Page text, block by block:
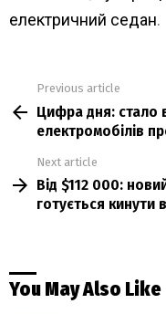
електричний седан.
more
Previous article
Цифра дня: стало
електромобілів
Next article
Від $112 000:
готується кинути
You May Also Like